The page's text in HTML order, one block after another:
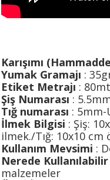
Karışımı
Yumak Gramajı :
Etiket Metrajı :
Şiş Numarası :
Tığ numarası : 5mm-
İlmek Bilgisi : Şiş:
ilmek./Tığ: 10x10 cm
Kullanım Mevsimi :
Nerede Kullanılabilir
malzemeler